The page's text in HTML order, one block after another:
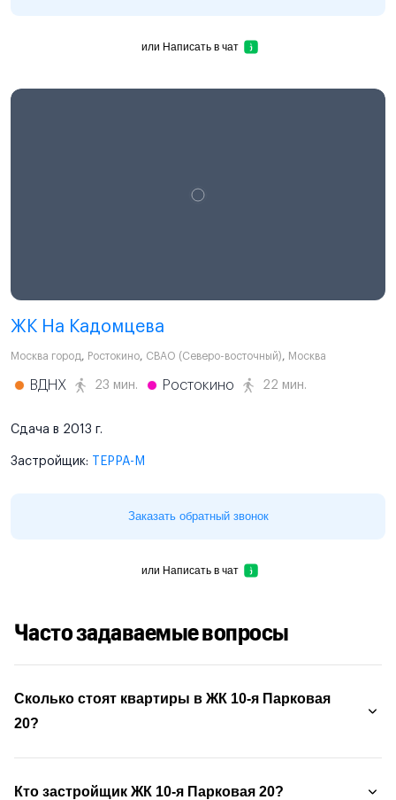
или Написать в чат
ЖК На Кадомцева
Москва город, Ростокино, СВАО (Северо-восточный), Москва
ВДНХ 23 мин. Ростокино 22 мин.
Сдача в 2013 г.
Застройщик: ТЕРРА-М
Заказать обратный звонок
или Написать в чат
Часто задаваемые вопросы
Сколько стоят квартиры в ЖК 10-я Парковая
20?
Кто застройщик ЖК 10-я Парковая 20?